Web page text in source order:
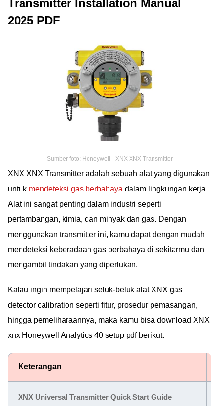
Transmitter Installation Manual
2025 PDF
Sumber foto: Honeywell - XNX XNX Transmitter
XNX XNX Transmitter adalah sebuah alat yang digunakan
untuk mendeteksi gas berbahaya dalam lingkungan kerja.
Alat ini sangat penting dalam industri seperti
pertambangan, kimia, dan minyak dan gas. Dengan
menggunakan transmitter ini, kamu dapat dengan mudah
mendeteksi keberadaan gas berbahaya di sekitarmu dan
mengambil tindakan yang diperlukan.
Kalau ingin mempelajari seluk-beluk alat XNX gas
detector calibration seperti fitur, prosedur pemasangan,
hingga pemeliharaannya, maka kamu bisa download XNX
xnx Honeywell Analytics 40 setup pdf berikut:
Keterangan
XNX Universal Transmitter Quick Start Guide